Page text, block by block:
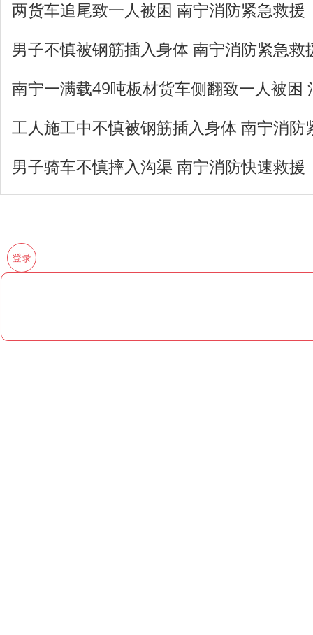
两货车追尾致一人被困 南宁消防紧急救援
男子不慎被钢筋插入身体 南宁消防紧急救
南宁一满载49吨板材货车侧翻致一人被困
工人施工中不慎被钢筋插入身体 南宁消防
男子骑车不慎摔入沟渠 南宁消防快速救援
登录